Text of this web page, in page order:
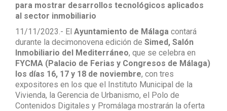
para mostrar desarrollos tecnológicos aplicados
al sector inmobiliario
11/11/2023.- El Ayuntamiento de Málaga contará
durante la decimonovena edición de Simed, Salón
Inmobiliario del Mediterráneo, que se celebra en
FYCMA (Palacio de Ferias y Congresos de Málaga)
los días 16, 17 y 18 de noviembre, con tres
expositores en los que el Instituto Municipal de la
Vivienda, la Gerencia de Urbanismo, el Polo de
Contenidos Digitales y Promálaga mostrarán la oferta